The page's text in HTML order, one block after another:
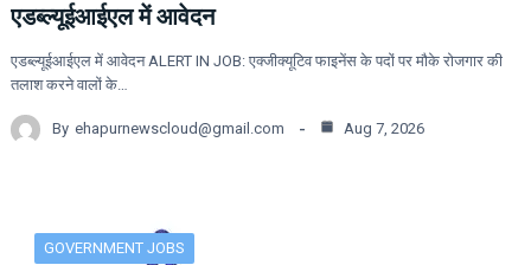
एडब्ल्यूईआईएल में आवेदन
एडब्ल्यूईआईएल में आवेदन ALERT IN JOB: एक्जीक्यूटिव फाइनेंस के पदों पर मौके रोजगार की
तलाश करने वालों के…
By ehapurnewscloud@gmail.com Aug 7, 2026
GOVERNMENT JOBS